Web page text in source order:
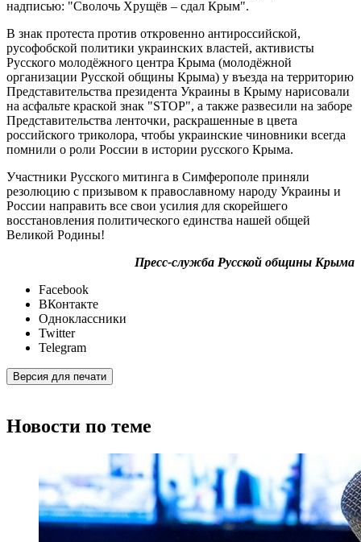
надписью: "Сволочь Хрущёв – сдал Крым".
В знак протеста против откровенно антироссийской,
русофобской политики украинских властей, активисты
Русского молодёжного центра Крыма (молодёжной
организации Русской общины Крыма) у въезда на территорию
Представительства президента Украины в Крыму нарисовали
на асфальте краской знак "STOP", а также развесили на заборе
Представительства ленточки, раскрашенные в цвета
российского триколора, чтобы украинские чиновники всегда
помнили о роли России в истории русского Крыма.
Участники Русского митинга в Симферополе приняли
резолюцию с призывом к православному народу Украины и
России направить все свои усилия для скорейшего
восстановления политического единства нашей общей
Великой Родины!
Пресс-служба Русской общины Крыма
Facebook
ВКонтакте
Одноклассники
Twitter
Telegram
Версия для печати
Новости по теме